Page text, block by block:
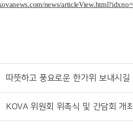
news/
따뜻하고 풍요로운 한가위 보내시길
KOVA 위원회 위촉식 및 간담회 개최